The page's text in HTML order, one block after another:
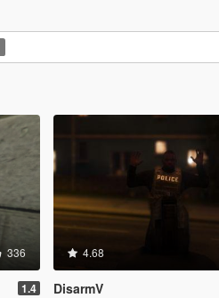
336
1.4
4.68
DisarmV